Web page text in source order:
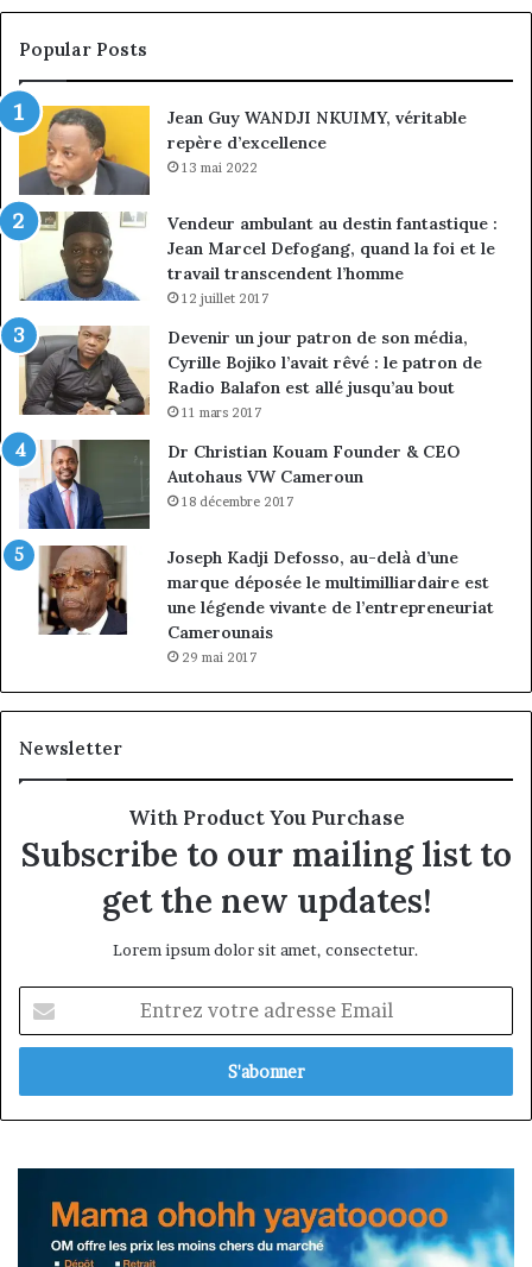
la
conquête
marché
des
entreprises
Popular Posts
Jean Guy WANDJI NKUIMY, véritable
repère d’excellence
13 mai 2022
Vendeur ambulant au destin fantastique :
Jean Marcel Defogang, quand la foi et le
travail transcendent l’homme
12 juillet 2017
Devenir un jour patron de son média,
Cyrille Bojiko l’avait rêvé : le patron de
Radio Balafon est allé jusqu’au bout
11 mars 2017
Dr Christian Kouam Founder & CEO
Autohaus VW Cameroun
18 décembre 2017
Joseph Kadji Defosso, au-delà d’une
marque déposée le multimilliardaire est
une légende vivante de l’entrepreneuriat
Camerounais
29 mai 2017
Newsletter
With Product You Purchase
Subscribe to our mailing list to
get the new updates!
Lorem ipsum dolor sit amet, consectetur.
votre
adresse